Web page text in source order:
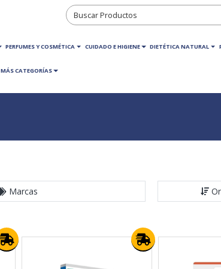
PERFUMES Y COSMÉTICA CUIDADO E HIGIENE DIETÉTICA NATURAL
MÁS CATEGORÍAS
Marcas